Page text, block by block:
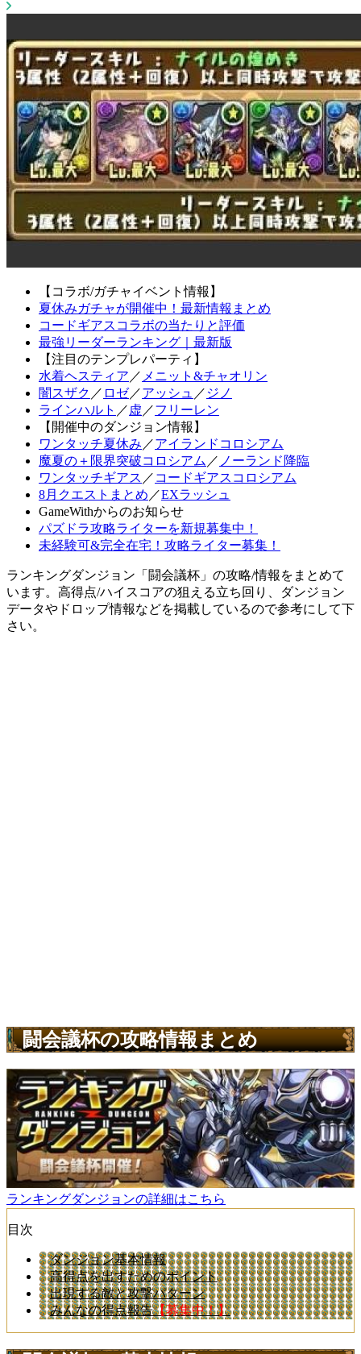
【コラボ/ガチャイベント情報】
夏休みガチャが開催中！最新情報まとめ
コードギアスコラボの当たりと評価
最強リーダーランキング｜最新版
【注目のテンプレパーティ】
水着ヘスティア ／ メニット&チャオリン
闇スザク ／ ロゼ／アッシュ ／ ジノ
ラインハルト ／ 虚 ／フリーレン
【開催中のダンジョン情報】
ワンタッチ夏休み ／アイランドコロシアム
魔夏の＋限界突破コロシアム ／ ノーランド降臨
ワンタッチギアス ／ コードギアスコロシアム
8月クエストまとめ ／EXラッシュ
GameWithからのお知らせ
パズドラ攻略ライターを新規募集中！
未経験可&完全在宅！攻略ライター募集！
ランキングダンジョン「闘会議杯」の攻略/情報をまとめて
います。高得点/ハイスコアの狙える立ち回り、ダンジョン
データやドロップ情報などを掲載しているので参考にして下
さい。
闘会議杯の攻略情報まとめ
ランキングダンジョンの詳細はこちら
目次
ダンジョン基本情報
高得点を出すためのポイント
出現する敵と攻撃パターン
みんなの得点報告【募集中！】